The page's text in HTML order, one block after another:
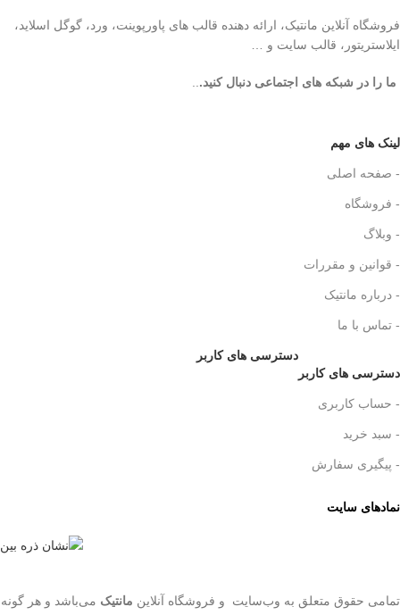
فروشگاه آنلاین مانتیک، ارائه دهنده قالب های پاورپوینت، ورد، گوگل اسلاید،
ایلاستریتور، قالب سایت و …
ما را در شبکه های اجتماعی دنبال کنید.
لینک های مهم
- صفحه اصلی
- فروشگاه
- وبلاگ
- قوانین و مقررات
- درباره مانتیک
- تماس با ما
دسترسی های کاربر
دسترسی های کاربر
- حساب کاربری
- سبد خرید
- پیگیری سفارش
نمادهای سایت
تمامی حقوق متعلق به وب‌سایت و فروشگاه‌ آنلاین مانتیک می‌باشد و هر گونه